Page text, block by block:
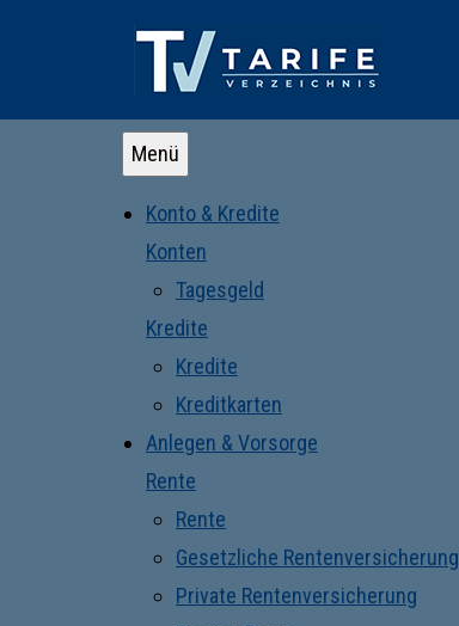
Menü
Konto & Kredite
Konten
Tagesgeld
Kredite
Kredite
Kreditkarten
Anlegen & Vorsorge
Rente
Rente
Gesetzliche Rentenversicherung
Private Rentenversicherung